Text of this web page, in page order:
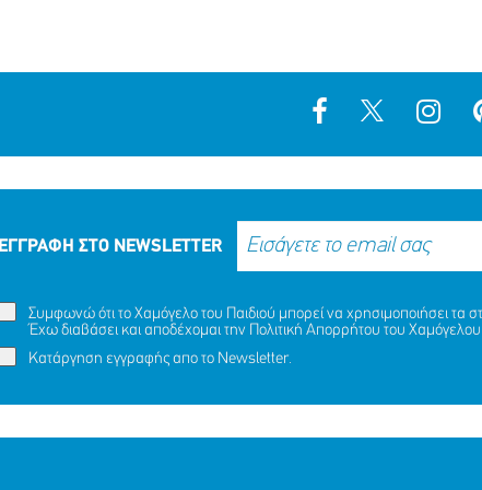
ΕΓΓΡΑΦΗ ΣΤΟ NEWSLETTER
Συμφωνώ ότι το Χαμόγελο του Παιδιού μπορεί να χρησιμοποιήσει τα
Έχω διαβάσει και αποδέχομαι την Πολιτική Απορρήτου του Χαμόγελου
Κατάργηση εγγραφής απο το Newsletter.